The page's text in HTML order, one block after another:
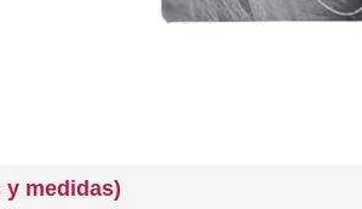
medidas)